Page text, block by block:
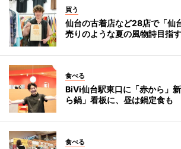
買う
仙台の古着店など28店で「
売りのような夏の風物詩目指す
食べる
BiVi仙台駅東口に「赤から」
ら鍋」看板に、昼は鍋定食も
食べる